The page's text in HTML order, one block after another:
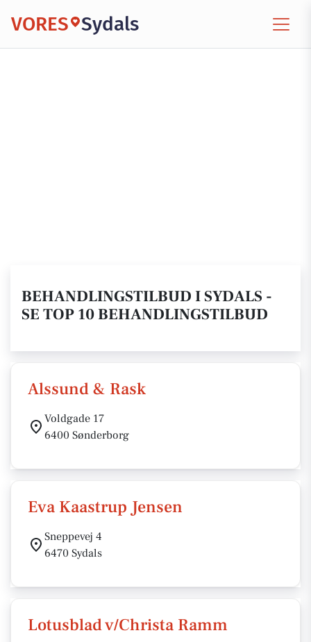
VORES Sydals
BEHANDLINGSTILBUD I SYDALS -
SE TOP 10 BEHANDLINGSTILBUD
Alssund & Rask
Voldgade 17
6400 Sønderborg
Eva Kaastrup Jensen
Sneppevej 4
6470 Sydals
Lotusblad v/Christa Ramm